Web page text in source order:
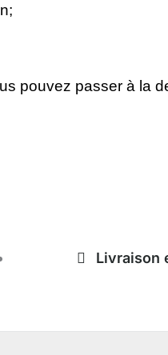
pouvez passer à la
Livraison